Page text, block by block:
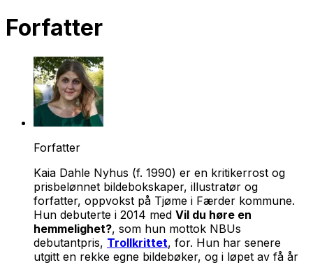
Forfatter
Forfatter
Kaia Dahle Nyhus (f. 1990) er en kritikerrost og
prisbelønnet bildebokskaper, illustratør og
forfatter, oppvokst på Tjøme i Færder kommune.
Hun debuterte i 2014 med Vil du høre en
hemmelighet?, som hun mottok NBUs
debutantpris, Trollkrittet, for. Hun har senere
utgitt en rekke egne bildebøker, og i løpet av få år